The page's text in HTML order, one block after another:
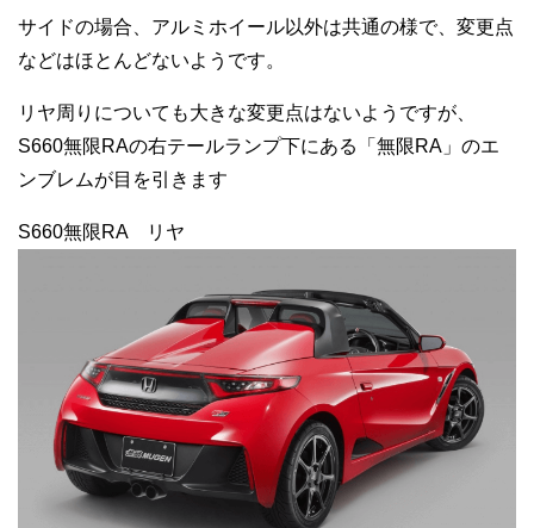
サイドの場合、アルミホイール以外は共通の様で、変更点
などはほとんどないようです。
リヤ周りについても大きな変更点はないようですが、
S660無限RAの右テールランプ下にある「無限RA」のエ
ンブレムが目を引きます
S660無限RA リヤ